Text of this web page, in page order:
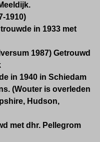
1910)
in 1933 met
1987) Getrouwd
in 1940 in Schiedam
(Wouter is overleden
Hudson,
met dhr. Pellegrom